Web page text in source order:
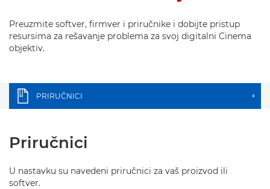
Preuzmite softver, firmver i priručnike i dobijte pristup
resursima za rešavanje problema za svoj digitalni Cinema
objektiv.
PRIRUČNICI +
Priručnici
U nastavku su navedeni priručnici za vaš proizvod ili
softver.